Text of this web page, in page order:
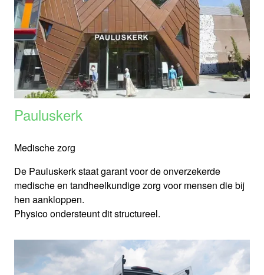
Pauluskerk
Medische zorg
De Pauluskerk staat garant voor de onverzekerde
medische en tandheelkundige zorg voor mensen die bij
hen aankloppen.
Physico ondersteunt dit structureel.